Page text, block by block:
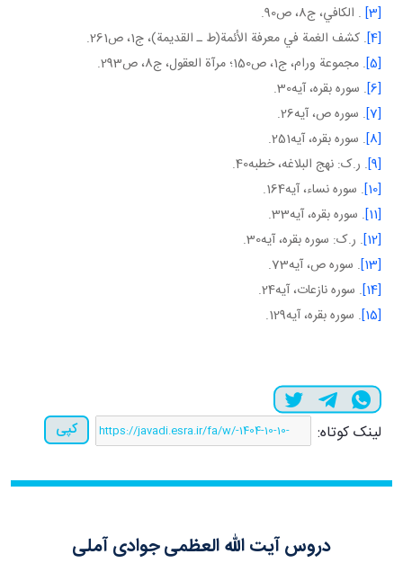
[3]
. الكافي، ج8، ص90.
[4] . كشف الغمة في معرفة الأئمة(ط ـ القديمة)، ج‏1، ص261.
[5] . مجموعة ورام، ج‏1، ص150؛ مرآة العقول، ج8، ص293.
[6] . سوره بقره، آيه30.
[7] . سوره ص، آيه26.
[8] . سوره بقره، آيه251.
[9] . ر.ک: نهج البلاغه، خطبه40.
[10]
. سوره نساء، آيه164.
[11]
. سوره بقره، آيه33.
[12]
. ر.ک: سوره بقره، آيه30.
[13]
. سوره ص، آيه73.
[14]
. سوره نازعات، آيه24.
[15]
. سوره بقره، آيه129.
لینک کوتاه: کپی
دروس آیت الله العظمی جوادی آملی